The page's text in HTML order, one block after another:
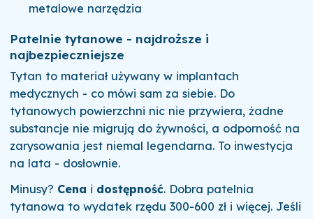
metalowe narzędzia
Patelnie tytanowe - najdroższe i
najbezpieczniejsze
Tytan to materiał używany w implantach
medycznych - co mówi sam za siebie. Do
tytanowych powierzchni nic nie przywiera, żadne
substancje nie migrują do żywności, a odporność na
zarysowania jest niemal legendarna. To inwestycja
na lata - dosłownie.
Minusy? Cena i dostępność. Dobra patelnia
tytanowa to wydatek rzędu 300-600 zł i więcej. Jeśli